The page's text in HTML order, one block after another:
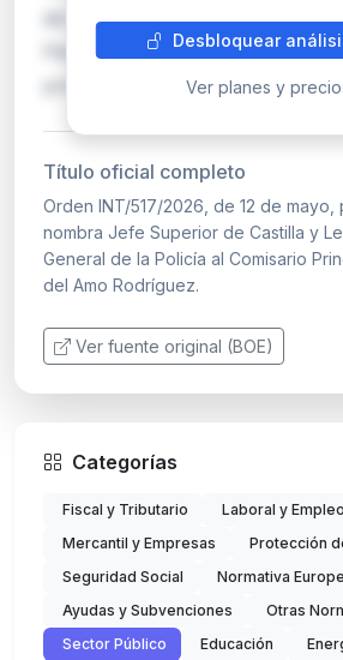
de la Ley Orgánica 9/2015 de
Personal de la Policía Nacional.
procedimiento r…
Desbloquear
Ver planes y
Título oficial completo
Orden INT/517/2026, de 12 de mayo,
nombra Jefe Superior de Castilla y
General de la Policía al Comisario
del Amo Rodríguez.
Ver fuente original (BOE)
Categorías
Fiscal y Tributario
Laboral y Empleo
Mercantil y Empresas
Protección
Seguridad Social
Normativa
Ayudas y Subvenciones
Otras
Sector Público
Educación